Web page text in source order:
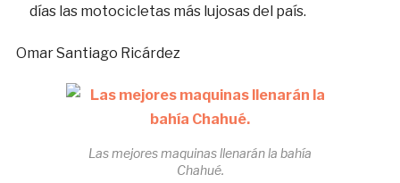
días las motocicletas más lujosas del país.
Omar Santiago Ricárdez
Las mejores maquinas llenarán la bahía
Chahué.